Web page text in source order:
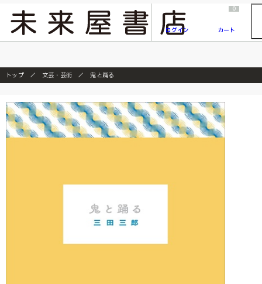
『ONE PIECE magazine 021 ONE PIECEカード付き同梱版』発売延期のご案内
ログイン
0
カート
トップ 文芸・芸術 鬼と踊る